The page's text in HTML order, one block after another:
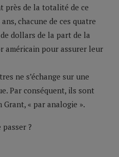
près de la totalité de ce
chacune de ces quatre
dollars de la part de la
américain pour assurer leur
ne s’échange sur une
Par conséquent, ils sont
« par analogie ».
?